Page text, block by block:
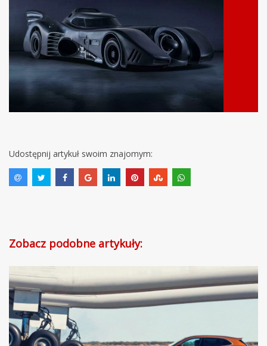
Udostępnij artykuł swoim znajomym:
Zobacz podobne artykuły: